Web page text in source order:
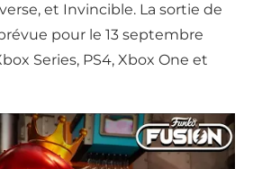
et Invincible. La sortie de
pour le 13 septembre
Series, PS4, Xbox One et